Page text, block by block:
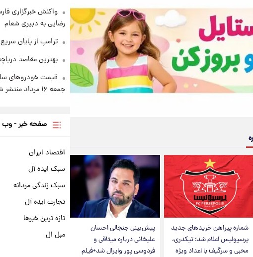
شماره پیراهن خریدهای جدید
پرسپولیس اعلام شد؛ تیکدری،
محبی و سرگیف با اعداد ویژه
پیش‌بینی جنجالی احسان
علیخانی درباره میثاقی و
فردوسی پور وایرال شد+فیلم
واکنش خبرگزاری
رضایی به دبیری شعام
ترامپ از پایان
بهترین مقاصد
قیمت خودروهای
جمعه ۱۶ مرداد منتشر شد
صفحه خبر - وب
اقتصاد ایران
سبک ایده آل
سبک زندگی مردانه
تجارت ایده آل
تازه ترین خبرها
مبل ال